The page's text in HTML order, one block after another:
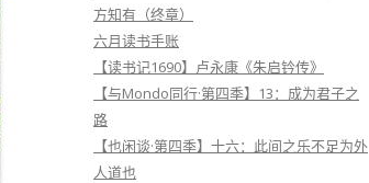
方知有（终章）
六月读书手账
【读书记1690】卢永康《朱启钤传》
【与Mondo同行·第四季】13：成为君子之
路
【也闲谈·第四季】十六：此间之乐不足为外
人道也